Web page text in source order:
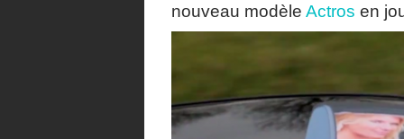
nouveau modèle Actros en